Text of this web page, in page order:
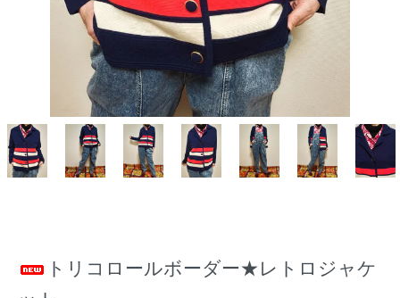
トリコロールボーダー★レトロジャケ